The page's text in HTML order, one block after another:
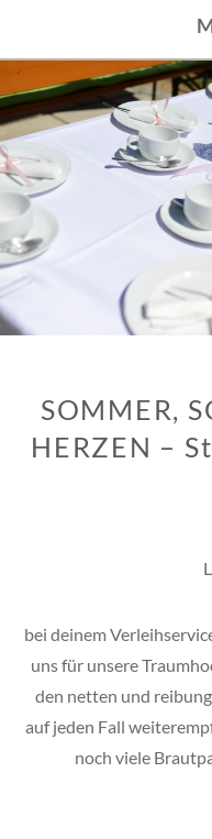
SOMMER,
HERZEN –
bei deinem
uns für unsere
den netten und
auf jeden Fall
noch viele